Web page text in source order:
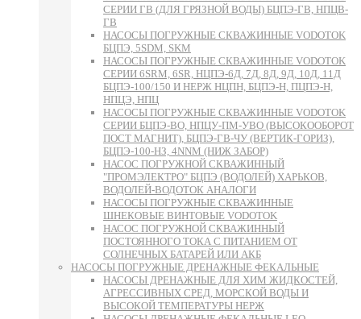
СЕРИИ ГВ (ДЛЯ ГРЯЗНОЙ ВОДЫ) БЦПЭ-ГВ, НПЦВ-
ГВ
НАСОСЫ ПОГРУЖНЫЕ СКВАЖИННЫЕ VODOTOK
БЦПЭ, 5SDM, SKM
НАСОСЫ ПОГРУЖНЫЕ СКВАЖИННЫЕ VODOTOK
СЕРИИ 6SRM, 6SR, НЦПЭ-6Д, 7Д, 8Д, 9Д, 10Д, 11Д
БЦПЭ-100/150 И НЕРЖ НЦПН, БЦПЭ-Н, ПЦПЭ-Н,
НПЦЭ, НПЦ
НАСОСЫ ПОГРУЖНЫЕ СКВАЖИННЫЕ VODOTOK
СЕРИИ БЦПЭ-ВО, НПЦУ-ПМ-УВО (ВЫСОКООБОРОТ
ПОСТ МАГНИТ), БЦПЭ-ГВ-ЧУ (ВЕРТИК-ГОРИЗ),
БЦПЭ-100-НЗ, 4NNM (НИЖ ЗАБОР)
НАСОС ПОГРУЖНОЙ СКВАЖИННЫЙ
"ПРОМЭЛЕКТРО" БЦПЭ (ВОДОЛЕЙ) ХАРЬКОВ,
ВОДОЛЕЙ-ВОДОТОК АНАЛОГИ
НАСОСЫ ПОГРУЖНЫЕ СКВАЖИННЫЕ
ШНЕКОВЫЕ ВИНТОВЫЕ VODOTOK
НАСОС ПОГРУЖНОЙ СКВАЖИННЫЙ
ПОСТОЯННОГО ТОКА С ПИТАНИЕМ ОТ
СОЛНЕЧНЫХ БАТАРЕЙ ИЛИ АКБ
НАСОСЫ ПОГРУЖНЫЕ ДРЕНАЖНЫЕ ФЕКАЛЬНЫЕ
НАСОСЫ ДРЕНАЖНЫЕ ДЛЯ ХИМ ЖИДКОСТЕЙ,
АГРЕССИВНЫХ СРЕД, МОРСКОЙ ВОДЫ И
ВЫСОКОЙ ТЕМПЕРАТУРЫ НЕРЖ